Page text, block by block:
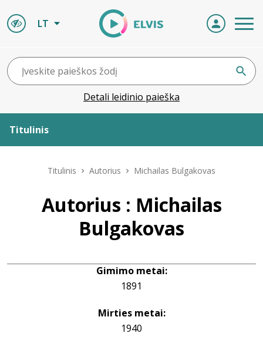
LT
Detali leidinio paieška
Titulinis
Leidiniai
Naujienos
Titulinis Autorius Michailas Bulgakovas
Autorius : Michailas
Bulgakovas
Gimimo metai:
1891
Mirties metai:
1940